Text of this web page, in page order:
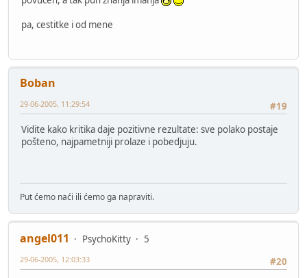
pa, cestitke i od mene
Boban
#19
29-06-2005, 11:29:54
Vidite kako kritika daje pozitivne rezultate: sve polako postaje
pošteno, najpametniji prolaze i pobedjuju.
Put ćemo naći ili ćemo ga napraviti.
angel011 PsychoKitty
5
#20
29-06-2005, 12:03:33